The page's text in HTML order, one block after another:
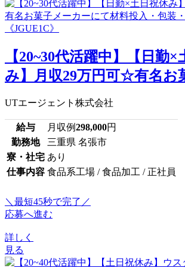
【20~30代活躍中】【日勤×
み】月収29万円可☆有名お
UTエージェント株式会社
給与 月収例298,000円
勤務地
三重県 名張市
寮・社宅 あり
仕事内容 食品系工場 / 食品加工 / 正社員
＼最短45秒で完了／
応募へ進む
詳しく
見る